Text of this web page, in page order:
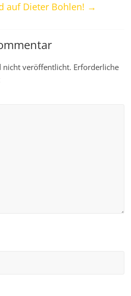
auf Dieter Bohlen! →
nicht veröffentlicht. Erforderliche